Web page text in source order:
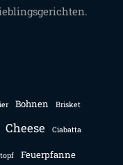
Bohnen Brisket
Cheese Ciabatta
Feuerpfanne